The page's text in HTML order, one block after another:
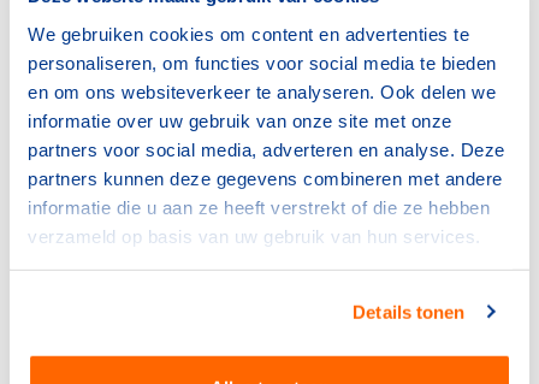
We gebruiken cookies om content en advertenties te
personaliseren, om functies voor social media te bieden
en om ons websiteverkeer te analyseren. Ook delen we
informatie over uw gebruik van onze site met onze
partners voor social media, adverteren en analyse. Deze
partners kunnen deze gegevens combineren met andere
informatie die u aan ze heeft verstrekt of die ze hebben
verzameld op basis van uw gebruik van hun services.
Details tonen
het echt nodig hebben een steuntje in de rug geven. Ik
ben onder de indruk van de bereidwilligheid van onze
sporters in Oranje om massaal mee te werken en om
zulke aansprekende items beschikbaar te stellen. Ieder
kind verdient het om samen met andere kinderen te
kunnen sporten, ook als er thuis niet genoeg geld is. Dat
het aantal aanvragen voor ondersteuning bij Jeugdfonds
Sport & Cultuur blijft stijgen, geeft aan hoe belangrijk het
is om aandacht voor dit onderwerp te blijven vragen.”
in dit bericht.
Samenwerking met Catawiki